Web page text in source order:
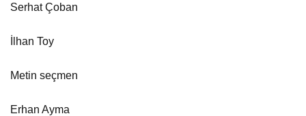
Serhat Çoban
İlhan Toy
Metin seçmen
Erhan Ayma